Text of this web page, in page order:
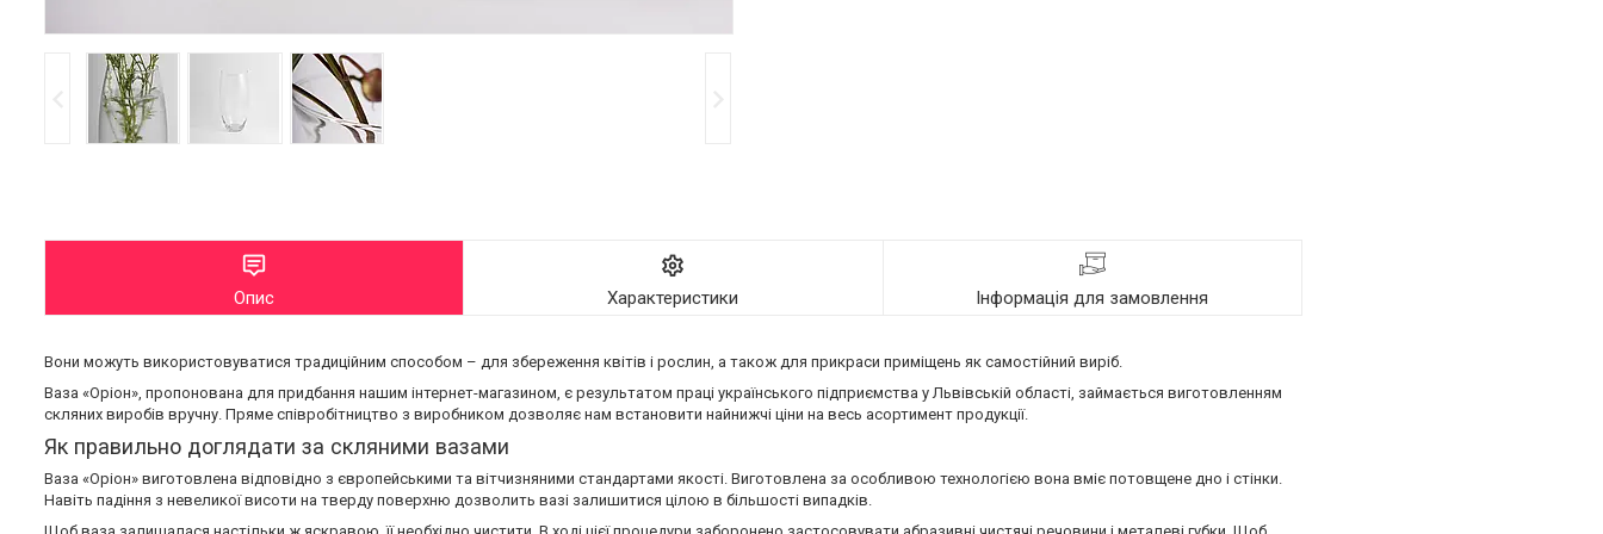
Опис Характеристики Інформація для замовлення
Вони можуть використовуватися традиційним способом – для збереження квітів і рослин, а також для прикраси приміщень як самостійний виріб.
Ваза «Оріон», пропонована для придбання нашим інтернет-магазином, є результатом праці українського підприємства у Львівській області, займається виготовленням
скляних виробів вручну. Пряме співробітництво з виробником дозволяє нам встановити найнижчі ціни на весь асортимент продукції.
Як правильно доглядати за скляними вазами
Ваза «Оріон» виготовлена відповідно з європейськими та вітчизняними стандартами якості. Виготовлена за особливою технологією вона вміє потовщене дно і стінки.
Навіть падіння з невеликої висоти на тверду поверхню дозволить вазі залишитися цілою в більшості випадків.